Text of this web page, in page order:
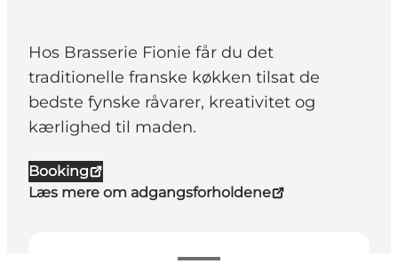
Hos Brasserie Fionie får du det
traditionelle franske køkken tilsat de
bedste fynske råvarer, kreativitet og
kærlighed til maden.
Booking
Læs mere om adgangsforholdene